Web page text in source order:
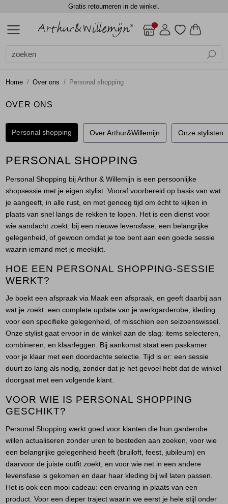
Blouses
Cadeaubonnen
Gilets
Jassen
Jurken en rokken
Schoenen
Tops
Truien en vesten
Top overig
Shorts
Jackets
Singlets
Top overig
Truien
Vesten
Gratis retourneren in de winkel.
Home Over ons Personal shopping
OVER ONS
Over Arthur&Willemijn Onze stylisten
Personal shopping
PERSONAL SHOPPING
Personal Shopping bij Arthur & Willemijn is een persoonlijke
shopsessie met je eigen stylist. Vooraf voorbereid op basis van wat
je aangeeft, in alle rust, en met genoeg tijd om écht te kijken in
plaats van snel langs de rekken te lopen. Het is een dienst voor
wie aandacht zoekt: bij een nieuwe levensfase, een belangrijke
gelegenheid, of gewoon omdat je toe bent aan een goede sessie
waarin iemand met je meekijkt.
HOE EEN PERSONAL SHOPPING-SESSIE
WERKT?
Je boekt een afspraak via Maak een afspraak , en geeft daarbij aan
wat je zoekt: een complete update van je werkgarderobe, kleding
voor een specifieke gelegenheid, of misschien een seizoenswissel.
Onze stylist gaat ervoor in de winkel aan de slag: items selecteren,
combineren, en klaarleggen. Bij aankomst staat een paskamer
voor je klaar met een doordachte selectie. Tijd is er: een sessie
duurt zo lang als nodig, zonder dat je het gevoel hebt dat de winkel
doorgaat met een volgende klant.
VOOR WIE IS PERSONAL SHOPPING
GESCHIKT?
Personal Shopping werkt goed voor klanten die hun garderobe
willen actualiseren zonder uren te besteden aan zoeken, voor wie
een belangrijke gelegenheid heeft (bruiloft, feest, jubileum) en
daarvoor de juiste outfit zoekt, en voor wie net in een andere
levensfase is gekomen en daar haar kleding bij wil laten passen.
Het is ook een mooi cadeau: een ervaring in plaats van een
product. Voor een dieper traject waarin we eerst je hele stijl onder